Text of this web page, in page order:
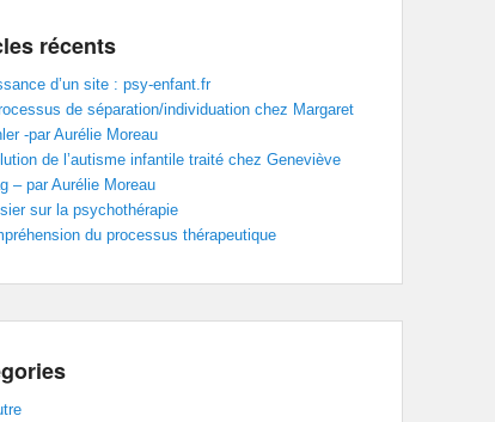
récents
d’un site : psy-enfant.fr
de séparation/individuation chez Margaret
-par Aurélie Moreau
de l’autisme infantile traité chez Geneviève
– par Aurélie Moreau
sur la psychothérapie
du processus thérapeutique